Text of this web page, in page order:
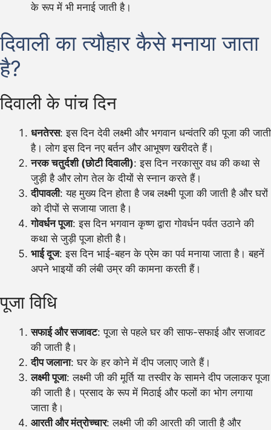
के रूप में भी मनाई जाती है।
दिवाली का त्यौहार कैसे मनाया जाता
है?
दिवाली के पांच दिन
धनतेरस: इस दिन देवी लक्ष्मी और भगवान धन्वंतरि की पूजा की जाती
है। लोग इस दिन नए बर्तन और आभूषण खरीदते हैं।
नरक चतुर्दशी (छोटी दिवाली): इस दिन नरकासुर वध की कथा से
जुड़ी है और लोग तेल के दीयों से स्नान करते हैं।
दीपावली: यह मुख्य दिन होता है जब लक्ष्मी पूजा की जाती है और घरों
को दीपों से सजाया जाता है।
गोवर्धन पूजा: इस दिन भगवान कृष्ण द्वारा गोवर्धन पर्वत उठाने की
कथा से जुड़ी पूजा होती है।
भाई दूज: इस दिन भाई-बहन के प्रेम का पर्व मनाया जाता है। बहनें
अपने भाइयों की लंबी उम्र की कामना करती हैं।
पूजा विधि
सफाई और सजावट: पूजा से पहले घर की साफ-सफाई और सजावट
की जाती है।
दीप जलाना: घर के हर कोने में दीप जलाए जाते हैं।
लक्ष्मी पूजा: लक्ष्मी जी की मूर्ति या तस्वीर के सामने दीप जलाकर पूजा
की जाती है। प्रसाद के रूप में मिठाई और फलों का भोग लगाया
जाता है।
आरती और मंत्रोच्चार: लक्ष्मी जी की आरती की जाती है और